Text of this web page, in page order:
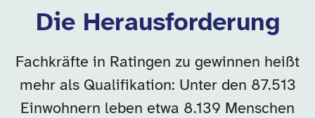
Die Herausforderung
Fachkräfte in Ratingen zu gewinnen heißt
mehr als Qualifikation: Unter den 87.513
Einwohnern leben etwa 8.139 Menschen